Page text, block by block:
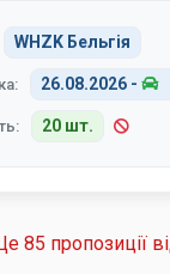
WHZK Бельгія
26.08.2026 -
20 шт.
Ще 85